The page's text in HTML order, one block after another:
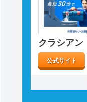
クラシアン
公式サイト